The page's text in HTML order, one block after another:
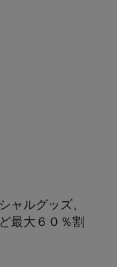
ャルグッズ、
最大６０％割